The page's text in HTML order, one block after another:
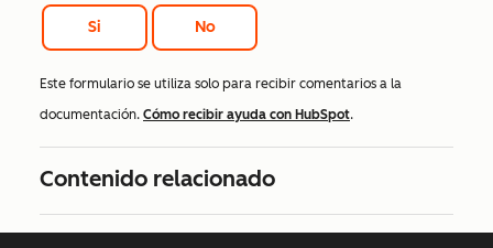
Si No
Este formulario se utiliza solo para recibir comentarios a la
documentación. Cómo recibir ayuda con HubSpot.
Contenido relacionado